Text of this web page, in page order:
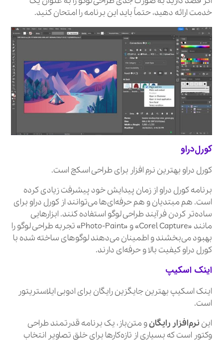
خدمت ارائه دهید، حتماً باید این برنامه را امتحان کنید.
کورل‌دراو
کورل‌ دراو بهترین نرم‌ افزار برای طراحی اسکچ است.
برنامه کورل‌ دراو از زمان پیدایش خود پیشرفت زیادی کرده
است. هم مبتدیان و هم حرفه‌ای‌ها می‌توانند از کورل‌ دراو برای
ساده‌تر کردن فرآیند طراحی لوگو استفاده کنند. ابزارهایی
مانند «Corel Capture» و «Photo-Paint» تجربه طراحی لوگو را
بهبود می‌بخشند و اطمینان می‌دهند لوگوهای ساخته شده با
کورل‌ دراو کیفیت بالا و حرفه‌ای دارند.
اینک اسکیپ
اینک اسکیپ بهترین جایگزین رایگان برای ادوبی ایلاستریتور
است.
این نرم‌افزار رایگانو متن‌باز، یک برنامه قدرتمند طراحی
وکتور است که بسیاری از تازه‌کارها برای خلق تصاویر انتخاب